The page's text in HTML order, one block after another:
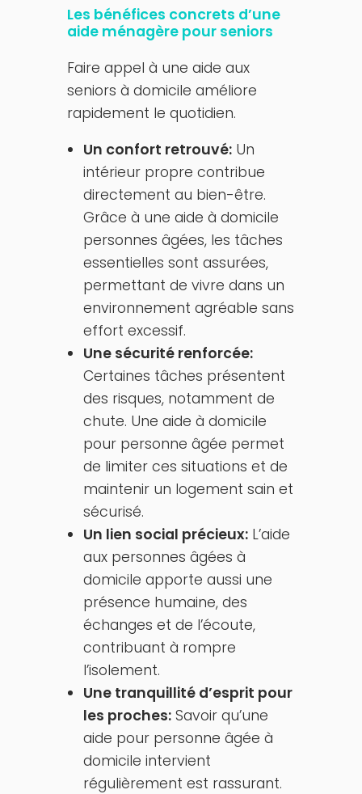
Les bénéfices concrets d’une
aide ménagère pour seniors
Faire appel à une aide aux
seniors à domicile améliore
rapidement le quotidien.
Un confort retrouvé:Un
intérieur propre contribue
directement au bien-être.
Grâce à une aide à domicile
personnes âgées, les tâches
essentielles sont assurées,
permettant de vivre dans un
environnement agréable sans
effort excessif.
Une sécurité renforcée:
Certaines tâches présentent
des risques, notamment de
chute. Une aide à domicile
pour personne âgée permet
de limiter ces situations et de
maintenir un logement sain et
sécurisé.
Un lien social précieux:L’aide
aux personnes âgées à
domicile apporte aussi une
présence humaine, des
échanges et de l’écoute,
contribuant à rompre
l’isolement.
Une tranquillité d’esprit pour
les proches:Savoir qu’une
aide pour personne âgée à
domicile intervient
régulièrement est rassurant.